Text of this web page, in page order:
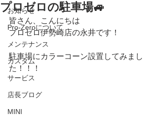
お知らせ
Pro-Zeroについて
メンテナンス
カスタム
サービス
店長ブログ
MINI
プロゼロの駐車場🚙
皆さん、こんにちは
プロゼロ伊勢崎店の永井です！
駐車場にカラーコーン設置してみまし
た！！！